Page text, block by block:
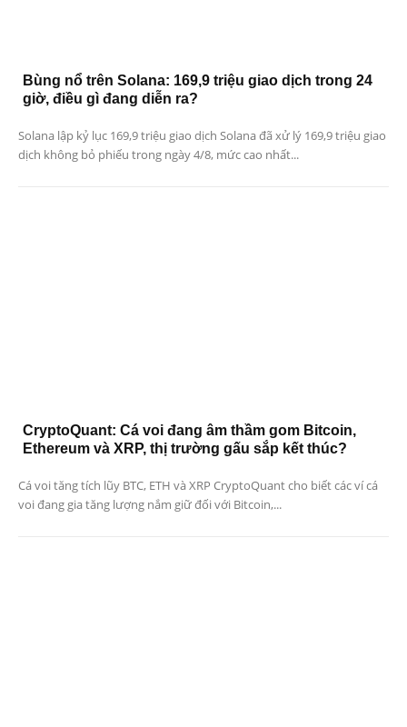
Bùng nổ trên Solana: 169,9 triệu giao dịch trong 24
giờ, điều gì đang diễn ra?
Solana lập kỷ lục 169,9 triệu giao dịch Solana đã xử lý 169,9 triệu giao
dịch không bỏ phiếu trong ngày 4/8, mức cao nhất...
CryptoQuant: Cá voi đang âm thầm gom Bitcoin,
Ethereum và XRP, thị trường gấu sắp kết thúc?
Cá voi tăng tích lũy BTC, ETH và XRP CryptoQuant cho biết các ví cá
voi đang gia tăng lượng nắm giữ đối với Bitcoin,...